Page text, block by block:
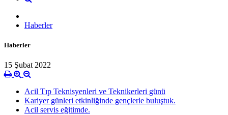
Haberler
Haberler
15 Şubat 2022
Acil Tıp Teknisyenleri ve Teknikerleri günü
Kariyer günleri etkinliğinde gençlerle buluştuk.
Acil servis eğitimde.